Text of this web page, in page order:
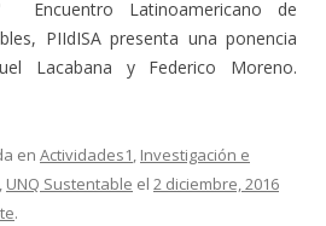
Latinoamericano de
PIIdISA presenta una ponencia
Lacabana y Federico Moreno.
en Actividades1, Investigación e
, UNQ Sustentable el 2 diciembre, 2016
.